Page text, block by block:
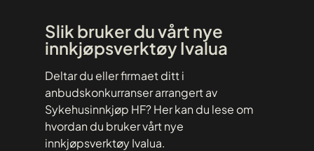
Slik bruker du vårt nye
innkjøpsverktøy Ivalua
Deltar du eller firmaet ditt i
anbudskonkurranser arrangert av
Sykehusinnkjøp HF? Her kan du lese om
hvordan du bruker vårt nye
innkjøpsverktøy Ivalua.